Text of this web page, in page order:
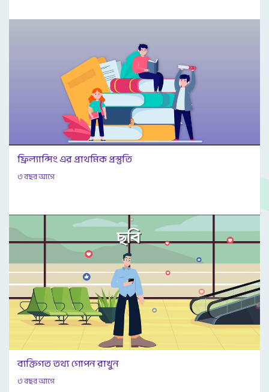
ফ্রিল্যান্সিং এর প্রাথমিক প্রস্তুতি
৩ বছর আগে
ব্যক্তিগত তথ্য গোপন রাখুন
৩ বছর আগে